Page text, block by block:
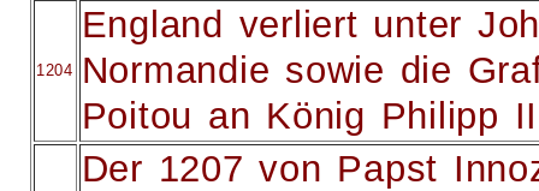
1204
England verliert unter
Normandie sowie die
Poitou an König Philipp
Der 1207 von Papst